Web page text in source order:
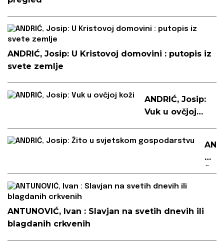
ANDRIĆ, Josip: U Kristovoj domovini : putopis iz
svete zemlje
ANDRIĆ, Josip:
Vuk u ovčjoj
ANTUNOVIĆ, Ivan : Slavjan na svetih dnevih ili
blagdanih crkvenih